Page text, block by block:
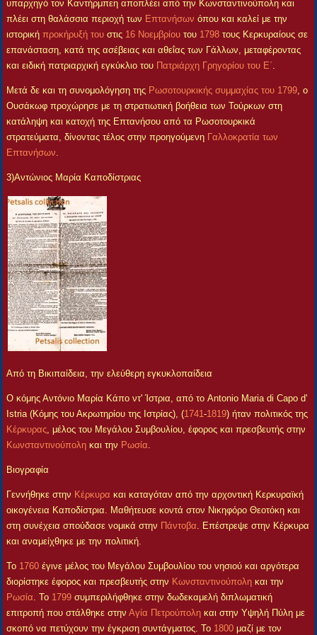
υπαρχηγό τον Καντήρμπεη αποπλέει από την Κωνσταντινούπολη και
πλέει στη θαλάσσια περιοχή των Επτανήσων όπου και καλεί με την
ιστορικήπροκήρυξή του στις 16 Νοεμβρίου του 1798 τους Κερκυραίους σε
επανάσταση, κατά της ασέβειας και αθεΐας των Γάλλων, μεταφέροντας
και ειδική πατριαρχική εγκύκλιο του Πατριάρχη Γρηγορίου του Ε΄.
Μετά δε και τη συνομολόγηση της Ρωσοτουρκικής συμμαχίας του 1799, ο
Ουσάκωφ προχώρησε με τη στρατιωτική βοήθεια των Τούρκων στη
κατάληψη και κατοχή της Επτανήσου από τα Ρωσοτουρκικά
στρατεύματα, δίνοντας τέλος στην προηγούμενη Γαλλοκρατία των
Επτανήσων.
3)Αντώνιος Μαρία Καποδίστριας
Από τη Βικιπαίδεια, την ελεύθερη εγκυκλοπαίδεια
Ο κόμης Αντόνιο Μαρία Κάπο ντ' Ίστρια, από το Antonio Maria di Capo d'
Istria (Κόμης του Ακρωτηρίου της Ιστρίας), (1741-1819) ήταν πολιτικός της
Κέρκυρας, μέλος του Μεγάλου Συμβουλίου, έφορος και πρεσβευτής στην
Κωνσταντινούπολη και την Ρωσία.
Βιογραφία
Γεννήθηκε στην Κέρκυρα και καταγόταν από την αρχοντική Κερκυραϊκή
οικογένεια Καποδίστρια. Μαθήτευσε κοντά στον Νικηφόρο Θεοτόκη και
στη συνέχεια σπούδασε νομικά στην Πάντοβα. Επέστρεψε στην Κέρκυρα
και αναμείχθηκε με την πολιτική.
Το 1760 έγινε μέλος του Μεγάλου Συμβουλίου του νησιού και αργότερα
διορίστηκε έφορος και πρεσβευτής στην Κωνσταντινούπολη και την
Ρωσία. Το 1799 συμπεριλήφθηκε στην δωδεκαμελή διπλωματική
επιτροπή που στάλθηκε στηνΑγία Πετρούπολη και στην Υψηλή Πύλη με
σκοπό να πετύχουν την έγκριση συντάγματος. Το 1800 μαζί με τον